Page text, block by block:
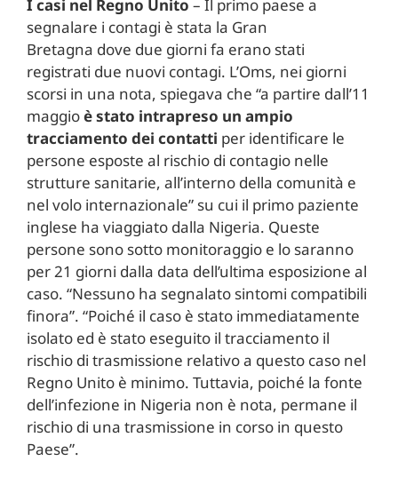
I casi nel Regno Unito – Il primo paese a
segnalare i contagi è stata la Gran
Bretagna dove due giorni fa erano stati
registrati due nuovi contagi. L’Oms, nei giorni
scorsi in una nota, spiegava che “a partire dall’11
maggioè stato intrapreso un ampio
tracciamento dei contatti per identificare le
persone esposte al rischio di contagio nelle
strutture sanitarie, all’interno della comunità e
nel volo internazionale” su cui il primo paziente
inglese ha viaggiato dalla Nigeria. Queste
persone sono sotto monitoraggio e lo saranno
per 21 giorni dalla data dell’ultima esposizione al
caso. “Nessuno ha segnalato sintomi compatibili
finora”. “Poiché il caso è stato immediatamente
isolato ed è stato eseguito il tracciamento il
rischio di trasmissione relativo a questo caso nel
Regno Unito è minimo. Tuttavia, poiché la fonte
dell’infezione in Nigeria non è nota, permane il
rischio di una trasmissione in corso in questo
Paese”.